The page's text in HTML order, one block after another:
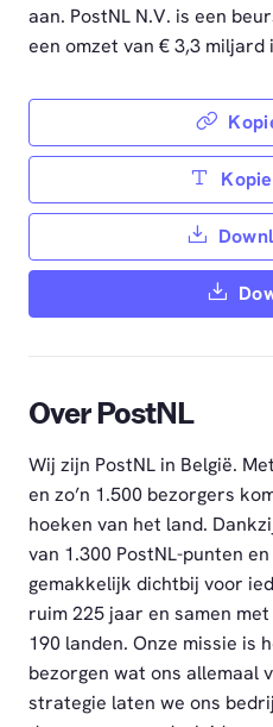
aan. PostNL N.V. is een
een omzet van € 3,3 miljard
Over PostNL
Wij zijn PostNL in België.
en zo’n 1.500 bezorgers
hoeken van het land.
van 1.300 PostNL-punten
gemakkelijk dichtbij voor
ruim 225 jaar en samen
190 landen. Onze missie is
bezorgen wat ons allemaal
strategie laten we ons